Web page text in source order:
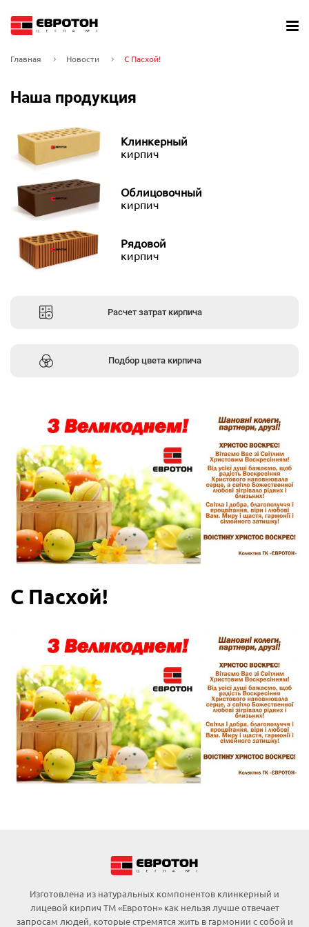
Главная Новости С Пасхой!
С Пасхой!
Наша продукция
Клинкерный
кирпич
Облицовочный
кирпич
Рядовой
кирпич
Расчет затрат кирпича
Подбор цвета кирпича
Изготовлена из натуральных компонентов клинкерный и
лицевой кирпич ТМ «Евротон» как нельзя лучше отвечает
запросам людей, которые стремятся жить в гармонии с собой и